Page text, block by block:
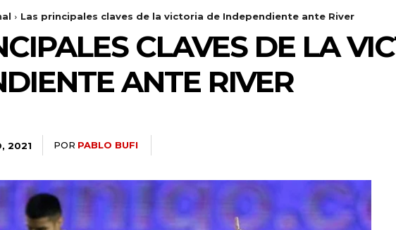
Las principales claves de la victoria de Independiente ante River
CLAVES DE LA
ANTE RIVER
2021 POR PABLO BUFI